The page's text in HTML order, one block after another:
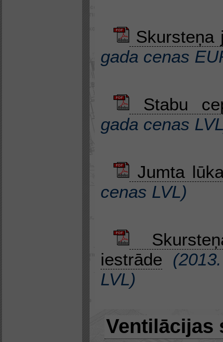
Skursteņa
gada cenas
Stabu
gada cenas
Jumta
cenas LVL)
iestrāde (2013
LVL)
Ventilācijas